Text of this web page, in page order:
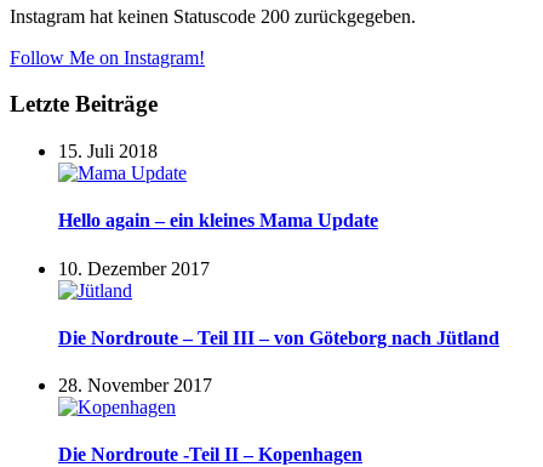
Instagram hat keinen Statuscode 200 zurückgegeben.
Follow Me on Instagram!
Letzte Beiträge
15. Juli 2018
Hello again – ein kleines Mama Update
10. Dezember 2017
Die Nordroute – Teil III – von Göteborg nach Jütland
28. November 2017
Die Nordroute -Teil II – Kopenhagen